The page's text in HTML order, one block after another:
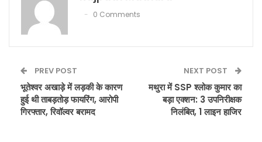
0 Comments
PREV POST
भूतेश्वर अखाड़े में लड़की के कारण
हुई थी ताबड़तोड़ फायरिंग, आरोपी
गिरफ्तार, रिवॉल्वर बरामद
NEXT POST
मथुरा में SSP श्लोक कुमार का
बड़ा एक्शन: 3 उपनिरीक्षक
निलंबित, 1 लाइन हाजिर